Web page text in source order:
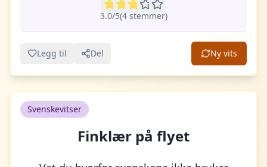
3.0/5(4stemmer)
Legg til Del Ny vits
Svenskevitser
Finklær på flyet